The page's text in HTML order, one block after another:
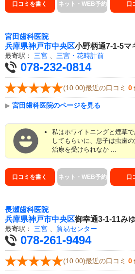
口コミを書く ネット・WEB予約 口
宮田歯科医院
兵庫県神戸市中央区小野柄通7-1-5マ
最寄駅： 三宮 、 三宮・花時計前
078-232-0814
(10.00)最近の口コミ 0
▶ 宮田歯科医院のページを見る
私はホワイトニングと煙草
してもらいに、息子は虫歯
治療を受けられなか ...
口コミを書く ネット・WEB予約 口
長瀬歯科医院
兵庫県神戸市中央区御幸通3-1-11み
最寄駅： 三宮 貿易センター
078-261-9494
(10.00)最近の口コミ 0